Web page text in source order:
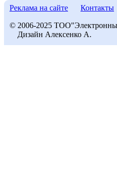
Реклама на сайте Контакты
© 2006-2025
Дизайн Алексенко А.